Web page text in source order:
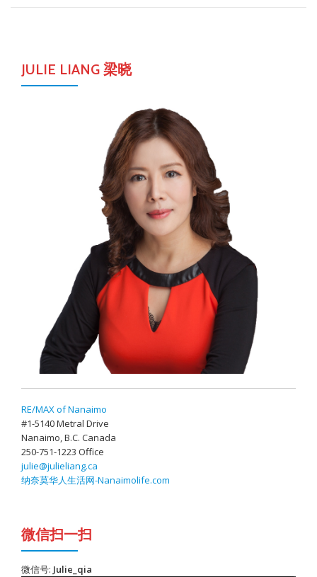
JULIE LIANG 梁晓
RE/MAX of Nanaimo
#1-5140 Metral Drive
Nanaimo, B.C. Canada
250-751-1223 Office
julie@julieliang.ca
纳奈莫华人生活网-Nanaimolife.com
微信扫一扫
微信号: Julie_qia